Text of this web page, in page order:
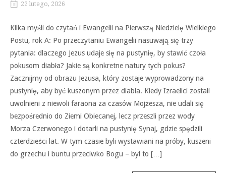
22 lutego, 2026
Kilka myśli do czytań i Ewangelii na Pierwszą Niedzielę Wielkiego
Postu, rok A: Po przeczytaniu Ewangelii nasuwają się trzy
pytania: dlaczego Jezus udaje się na pustynię, by stawić czoła
pokusom diabła? Jakie są konkretne natury tych pokus?
Zacznijmy od obrazu Jezusa, który zostaje wyprowadzony na
pustynię, aby być kuszonym przez diabła. Kiedy Izraelici zostali
uwolnieni z niewoli faraona za czasów Mojżesza, nie udali się
bezpośrednio do Ziemi Obiecanej, lecz przeszli przez wody
Morza Czerwonego i dotarli na pustynię Synaj, gdzie spędzili
czterdzieści lat. W tym czasie byli wystawiani na próby, kuszeni
do grzechu i buntu przeciwko Bogu – był to […]